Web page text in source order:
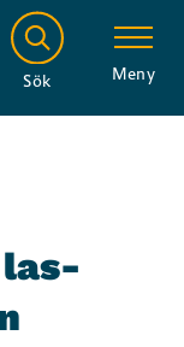
Sök Meny